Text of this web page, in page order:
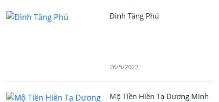
Đình Tăng Phú
26/5/2022
Mộ Tiền Hiền Tạ Dương Minh